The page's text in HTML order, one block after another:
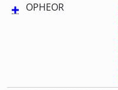
OPHEOR